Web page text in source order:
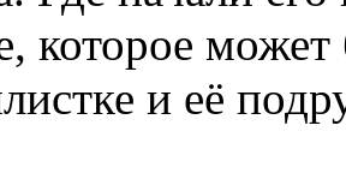
которое
и её